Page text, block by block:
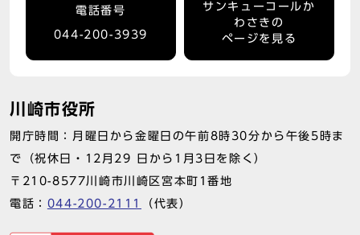
電話番号
044-200-3939
サンキューコールか
わさきの
ページを見る
川崎市役所
開庁時間：月曜日から金曜日の午前8時30分から午後5時ま
で（祝休日・12月29 日から1月3日を除く）
〒210-8577川崎市川崎区宮本町1番地
電話： 044-200-2111 （代表）